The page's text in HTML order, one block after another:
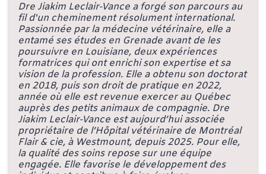
Dre Jiakim Leclair-Vance a forgé son parcours au
fil d'un cheminement résolument international.
Passionnée par la médecine vétérinaire, elle a
entamé ses études en Grenade avant de les
poursuivre en Louisiane, deux expériences
formatrices qui ont enrichi son expertise et sa
vision de la profession. Elle a obtenu son doctorat
en 2018, puis son droit de pratique en 2022,
année où elle est revenue exercer au Québec
auprès des petits animaux de compagnie. Dre
Jiakim Leclair-Vance est aujourd’hui associée
propriétaire de l’Hôpital vétérinaire de Montréal
Flair & cie, à Westmount, depuis 2025. Pour elle,
la qualité des soins repose sur une équipe
engagée. Elle favorise le développement des